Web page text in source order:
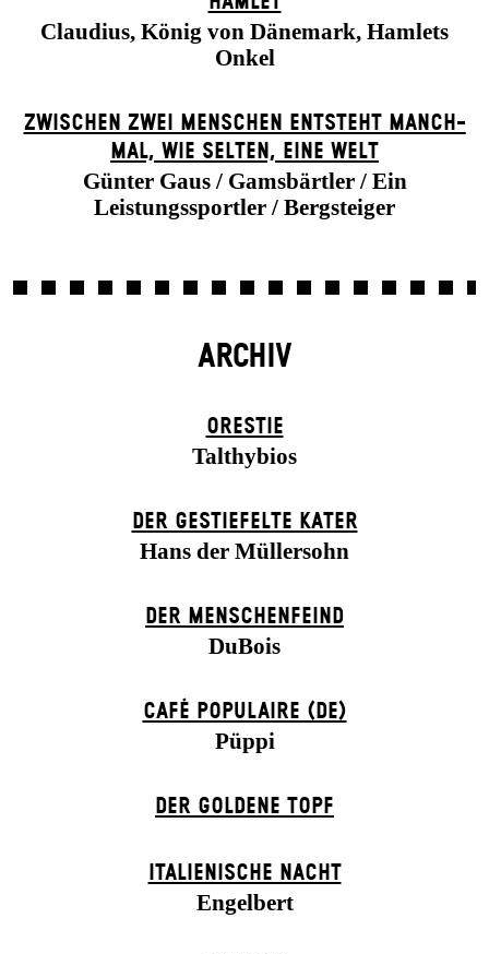
Claudius, König von Dänemark, Hamlets
Onkel
ZWISCHEN ZWEI MENSCHEN ENT­STEHT MANCH­
MAL, WIE SELTEN, EINE WELT
Günter Gaus / Gamsbärtler / Ein
Leistungssportler / Bergsteiger
ARCHIV
ORESTIE
Talthybios
DER GESTIEFELTE KATER
Hans der Müllersohn
DER MENSCHENFEIND
DuBois
CAFÉ POPULAIRE (DE)
Püppi
DER GOLDENE TOPF
ITALIENISCHE NACHT
Engelbert